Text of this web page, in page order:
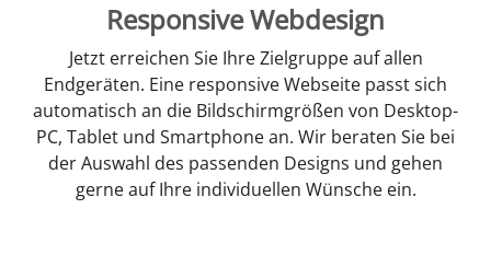
Responsive Webdesign
Jetzt erreichen Sie Ihre Zielgruppe auf allen
Endgeräten. Eine responsive Webseite passt sich
automatisch an die Bildschirmgrößen von Desktop-
PC, Tablet und Smartphone an. Wir beraten Sie bei
der Auswahl des passenden Designs und gehen
gerne auf Ihre individuellen Wünsche ein.